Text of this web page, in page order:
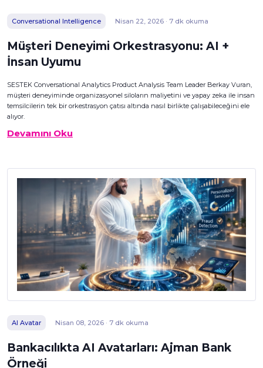
Conversational Intelligence Nisan 22, 2026 · 7 dk okuma
Müşteri Deneyimi Orkestrasyonu: AI +
İnsan Uyumu
SESTEK Conversational Analytics Product Analysis Team Leader Berkay Vuran,
müşteri deneyiminde organizasyonel siloların maliyetini ve yapay zeka ile insan
temsilcilerin tek bir orkestrasyon çatısı altında nasıl birlikte çalışabileceğini ele
alıyor.
Devamını Oku
AI Avatar Nisan 08, 2026 · 7 dk okuma
Bankacılıkta AI Avatarları: Ajman Bank
Örneği